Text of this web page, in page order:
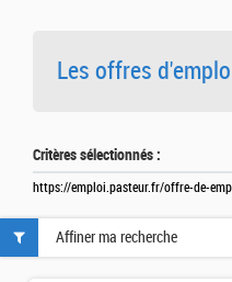
Les offres
Critères sélectionnés :
https://emploi.pasteur.fr/offre-de-
Affiner ma recherche